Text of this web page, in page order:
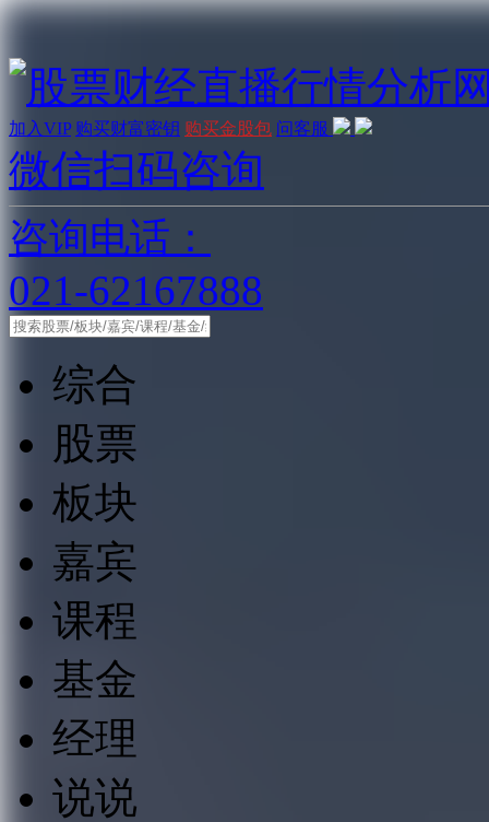
加入VIP 购买财富密钥 购买金股包 问客服
微信扫码咨询
咨询电话：
021-62167888
综合
股票
板块
嘉宾
课程
基金
经理
说说